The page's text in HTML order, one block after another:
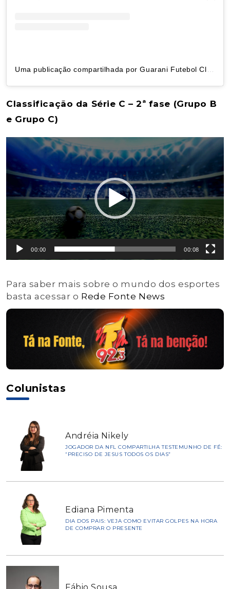
Classificação da Série C – 2ª fase (Grupo B
e Grupo C)
Tocador
de
vídeo
00:00 00:08
Para saber mais sobre o mundo dos esportes
basta acessar o Rede Fonte News
Colunistas
Andréia Nikely
JOGADOR DA NFL COMPARTILHA TESTEMUNHO DE FÉ:
“PRECISO DE JESUS TODOS OS DIAS”
Ediana Pimenta
DIA DOS PAIS: VEJA COMO EVITAR GOLPES NA HORA
DE COMPRAR O PRESENTE